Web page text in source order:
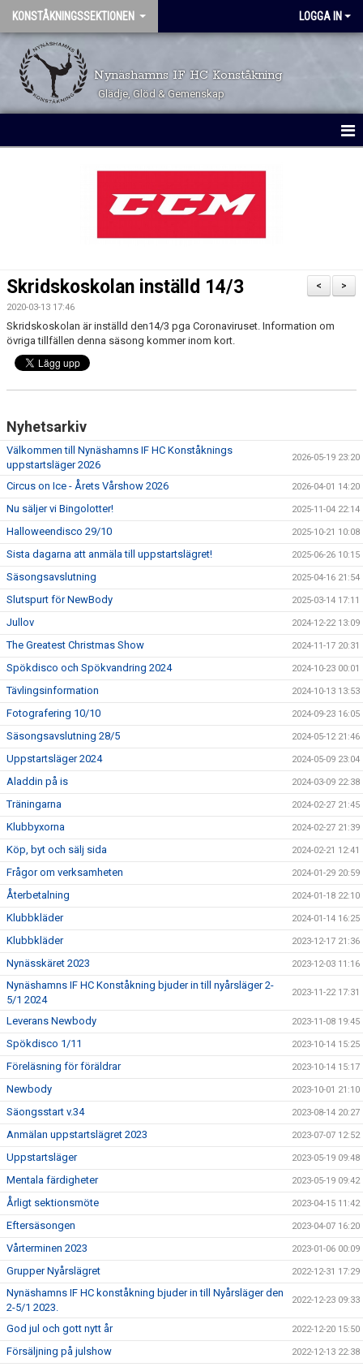
KONSTÅKNINGSSEKTIONEN LOGGA IN
Nynäshamns IF HC Konståkning
Glädje, Glöd & Gemenskap
VÅRA GRUPPER
ÅKARINFORMATION
VÅRA TRÄNARE
INFORMATION
KLUBBKLÄDER
AVGIFTER
VÅRA TÄVLINGAR
KONTAKT
>
<
Skridskoskolan inställd 14/3
2020-03-13 17:46
Skridskoskolan är inställd den14/3 pga Coronaviruset. Information om
övriga tillfällen denna säsong kommer inom kort.
Nyhetsarkiv
Välkommen till Nynäshamns IF HC Konståknings
uppstartsläger 2026
2026-05-19 23:20
Circus on Ice - Årets Vårshow 2026 2026-04-01 14:20
Nu säljer vi Bingolotter! 2025-11-04 22:14
Halloweendisco 29/10 2025-10-21 10:08
Sista dagarna att anmäla till uppstartslägret! 2025-06-26 10:15
Säsongsavslutning 2025-04-16 21:54
Slutspurt för NewBody 2025-03-14 17:11
Jullov 2024-12-22 13:09
The Greatest Christmas Show 2024-11-17 20:31
Spökdisco och Spökvandring 2024 2024-10-23 00:01
Tävlingsinformation 2024-10-13 13:53
Fotografering 10/10 2024-09-23 16:05
Säsongsavslutning 28/5 2024-05-12 21:46
Uppstartsläger 2024 2024-05-09 23:04
Aladdin på is 2024-03-09 22:38
Träningarna 2024-02-27 21:45
Klubbyxorna 2024-02-27 21:39
Köp, byt och sälj sida 2024-02-21 12:41
Frågor om verksamheten 2024-01-29 20:59
Återbetalning 2024-01-18 22:10
Klubbkläder 2024-01-14 16:25
Klubbkläder 2023-12-17 21:36
Nynässkäret 2023 2023-12-03 11:16
Nynäshamns IF HC Konståkning bjuder in till nyårsläger 2-
5/1 2024
2023-11-22 17:31
Leverans Newbody 2023-11-08 19:45
Spökdisco 1/11 2023-10-14 15:25
Föreläsning för föräldrar 2023-10-14 15:17
Newbody 2023-10-01 21:10
Säongsstart v.34 2023-08-14 20:27
Anmälan uppstartslägret 2023 2023-07-07 12:52
Uppstartsläger 2023-05-19 09:48
Mentala färdigheter 2023-05-19 09:42
Årligt sektionsmöte 2023-04-15 11:42
Eftersäsongen 2023-04-07 16:20
Vårterminen 2023 2023-01-06 00:09
Grupper Nyårslägret 2022-12-31 17:29
Nynäshamns IF HC konståkning bjuder in till Nyårsläger den
2-5/1 2023.
2022-12-23 09:33
God jul och gott nytt år 2022-12-20 15:50
Försäljning på julshow 2022-12-13 22:38